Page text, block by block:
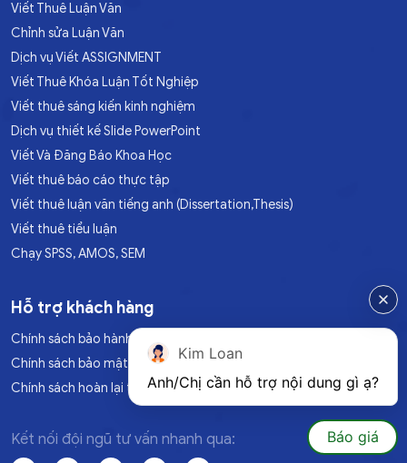
Viết Thuê Luận Văn
Chỉnh sửa Luận Văn
Dịch vụ Viết ASSIGNMENT
Viết Thuê Khóa Luận Tốt Nghiệp
Viết thuê sáng kiến kinh nghiệm
Dịch vụ thiết kế Slide PowerPoint
Viết Và Đăng Báo Khoa Học
Viết thuê báo cáo thực tập
Viết thuê luận văn tiếng anh (Dissertation,Thesis)
Viết thuê tiểu luận
Chạy SPSS, AMOS, SEM
Hỗ trợ khách hàng
Chính sách bảo hành
Chính sách bảo mật
Chính sách hoàn lại tiền
Kết nối đội ngũ tư vấn nhanh qua:
Kim Loan
Anh/Chị cần hỗ trợ nội dung gì ạ?
Báo giá